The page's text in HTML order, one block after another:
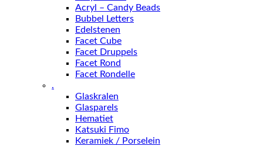
Acryl – Candy Beads
Bubbel Letters
Edelstenen
Facet Cube
Facet Druppels
Facet Rond
Facet Rondelle
.
Glaskralen
Glasparels
Hematiet
Katsuki Fimo
Keramiek / Porselein